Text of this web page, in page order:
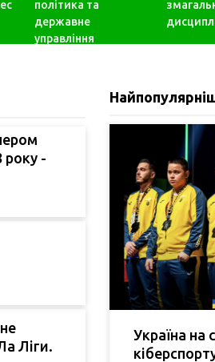
політика та
державне
управління
-
Ліги.
Україна на